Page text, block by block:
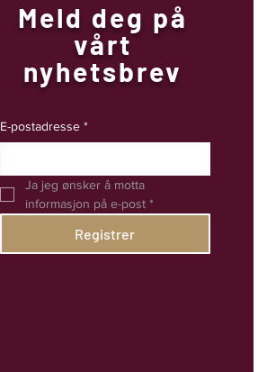
Meld deg på
vårt
nyhetsbrev
E-postadresse *
Ja jeg ønsker å motta
informasjon på e-post *
Registrer